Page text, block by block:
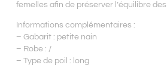
femelles afin de préserver l’équilibre
Informations complémentaires :
– Gabarit : petite nain
– Robe : /
– Type de poil : long